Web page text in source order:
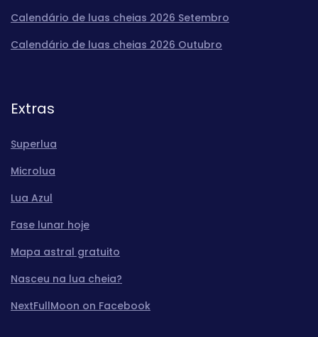
Calendário de luas cheias 2026 Setembro
Calendário de luas cheias 2026 Outubro
Extras
Superlua
Microlua
Lua Azul
Fase lunar hoje
Mapa astral gratuito
Nasceu na lua cheia?
NextFullMoon on Facebook